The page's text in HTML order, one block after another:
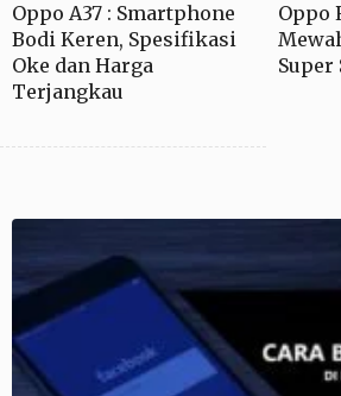
Oppo A37 : Smartphone
Bodi Keren, Spesifikasi
Oke dan Harga
Terjangkau
Oppo
Super